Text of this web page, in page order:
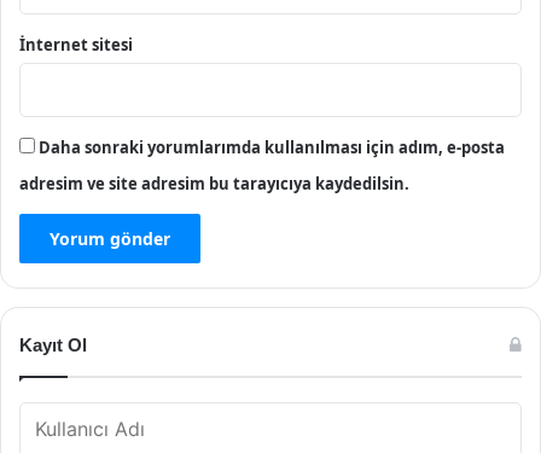
İnternet sitesi
Daha sonraki yorumlarımda kullanılması için adım, e-posta
adresim ve site adresim bu tarayıcıya kaydedilsin.
Kayıt Ol